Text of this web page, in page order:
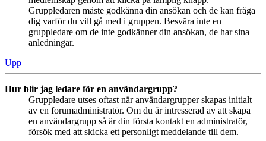
Gruppledaren måste godkänna din ansökan och de kan fråga
dig varför du vill gå med i gruppen. Besvära inte en
gruppledare om de inte godkänner din ansökan, de har sina
anledningar.
Upp
Hur blir jag ledare för en användargrupp?
Gruppledare utses oftast när användargrupper skapas initialt
av en forumadministratör. Om du är intresserad av att skapa
en användargrupp så är din första kontakt en administratör,
försök med att skicka ett personligt meddelande till dem.